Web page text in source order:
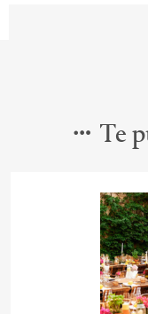
Te